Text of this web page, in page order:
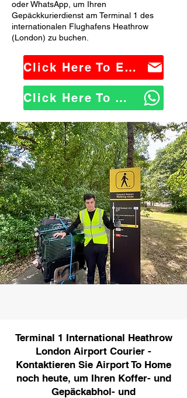
oder WhatsApp, um Ihren
Gepäckkurierdienst am Terminal 1 des
internationalen Flughafens Heathrow
(London) zu buchen.
Click Here To Email Us
Click Here To WhatsApp Us
Terminal 1 International Heathrow
London Airport Courier -
Kontaktieren Sie Airport To Home
noch heute, um Ihren Koffer- und
Gepäckabhol- und